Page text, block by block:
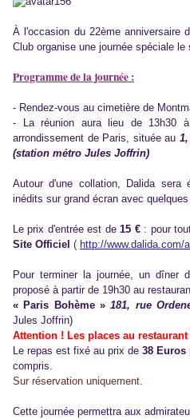
À l'occasion du 22ème anniversaire
Club organise une journée spéciale le
Programme de la journée :
- Rendez-vous au cimetière de
- La réunion aura lieu de 13h30
arrondissement de Paris, située au
(station métro Jules Joffrin)
Autour d'une collation, Dalida sera
inédits sur grand écran avec
Le prix d'entrée est de15 €: pour
Site Officiel ( http://www.dalida.com/
Pour terminer la journée, un dîner
proposé à partir de 19h30 au
« Paris Bohème » 181, rue
Jules Joffrin)
Attention ! Les places au
Le repas est fixé au prix de 38 Euros
compris.
Sur réservation uniquement.
Cette journée permettra aux